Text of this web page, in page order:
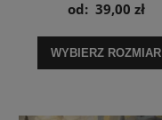
od: 39,00 zł
WYBIERZ ROZMIAR